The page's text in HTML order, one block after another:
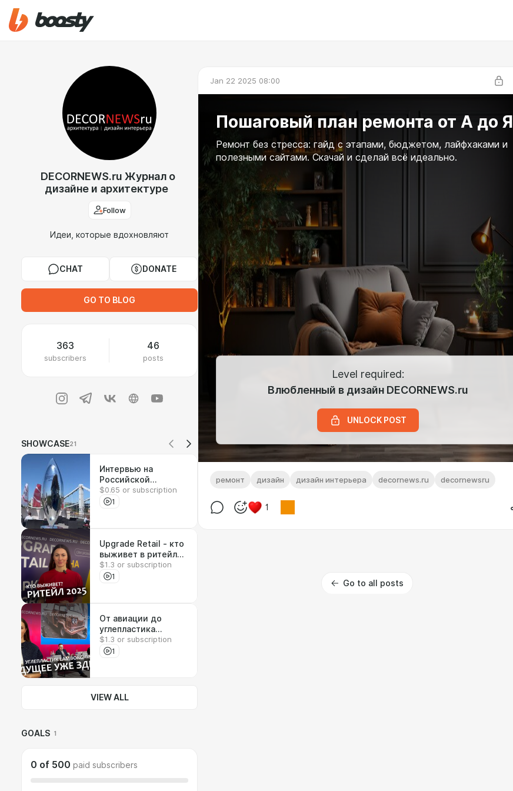
DECORNEWS.ru Журнал о
дизайне и архитектуре
Follow
Идеи, которые вдохновляют
CHAT DONATE
GO TO BLOG
363
subscribers
46
posts
SHOWCASE21
Интервью на
Российской
креативной неделе
$0.65 or subscription
1
Upgrade Retail - кто
выживет в ритейле?
DECORNEWS.ru
$1.3 or subscription
1
От авиации до
углепластика
Lamborghini —
обзор главных
$1.3 or subscription
1
VIEW ALL
GOALS 1
0 of 500 paid subscribers
Jan 22 2025 08:00
Пошаговый план ремонта от А до Я
Ремонт без стресса: гайд с этапами, бюджетом, лайфхаками и
полезными сайтами. Скачай и сделай всё идеально.
Level required:
Влюбленный в дизайн DECORNEWS.ru
UNLOCK POST
ремонт дизайн дизайн интерьера decornews.ru decornewsru
1
Go to all posts